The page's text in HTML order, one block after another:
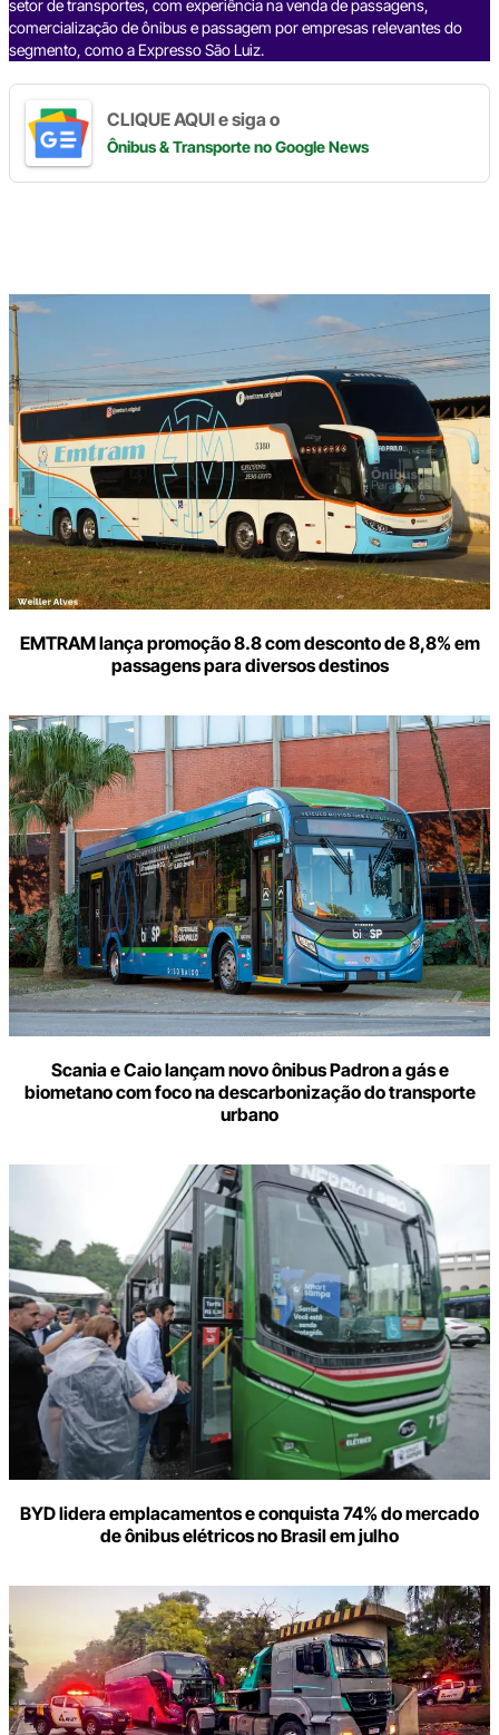
setor de transportes, com experiência na venda de passagens,
comercialização de ônibus e passagem por empresas relevantes do
segmento, como a Expresso São Luiz.
CLIQUE AQUI e siga o
Ônibus & Transporteno Google News
EMTRAM lança promoção 8.8 com desconto de 8,8% em
passagens para diversos destinos
Scania e Caio lançam novo ônibus Padron a gás e
biometano com foco na descarbonização do transporte
urbano
BYD lidera emplacamentos e conquista 74% do mercado
de ônibus elétricos no Brasil em julho
Digite
aqui
o
seu
e-
mail